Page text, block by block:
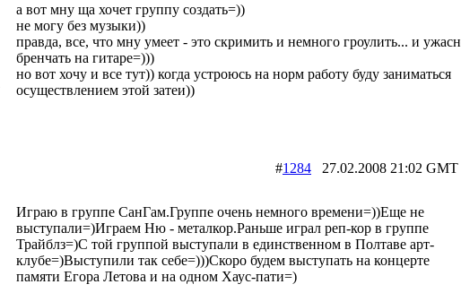
а вот мну ща хочет группу создать=))
не могу без музыки))
правда, все, что мну умеет - это скримить и немного гроулить... и
бренчать на гитаре=)))
но вот хочу и все тут)) когда устроюсь на норм работу буду заниматься
осуществлением этой затеи))
#1284 27.02.2008 21:02
Играю в группе СанГам.Группе очень немного времени=))Еще не
выступали=)Играем Ню - металкор.Раньше играл реп-кор в группе
Трайблз=)С той группой выступали в единственном в Полтаве арт-
клубе=)Выступили так себе=)))Скоро будем выступать на концерте
памяти Егора Летова и на одном Хаус-пати=)